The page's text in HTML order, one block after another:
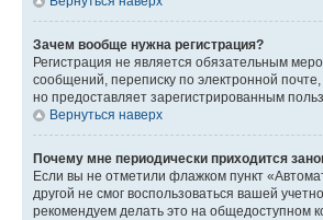
Зачем вообще нужна регистрация?
Регистрация не является обязательным
сообщений, переписку по электронной
но предоставляет зарегистрированным
Вернуться наверх
Почему мне периодически приходится
Если вы не отметили флажком пункт
другой не смог воспользоваться вашей
рекомендуем делать это на общедоступном